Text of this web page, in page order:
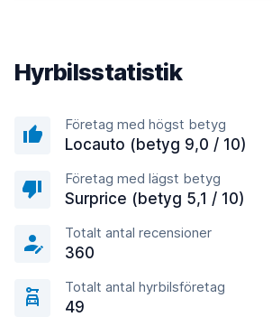
Hyrbilsstatistik
Företag med högst betyg
Locauto (betyg 9,0 / 10)
Företag med lägst betyg
Surprice (betyg 5,1 / 10)
Totalt antal recensioner
360
Totalt antal hyrbilsföretag
49